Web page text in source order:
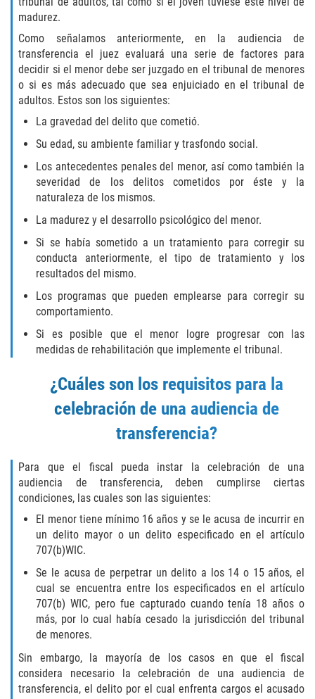
Posesión de Sustancias Controladas
Posesión De Una Sustancia
Controlada Para La Venta
Proposición 36
Transporte De Sustancias
Controladas Para La Venta
Delitos de Conducción
Conducir con una licencia suspendida
Homicidio Vehicular
Robo de Auto
Delitos Contra La Propiedad
de Servicios Publicos
Incendio Provocado
Invasión Agravada de Propiedad
Invasión de Propiedad Ajena
Vandalismo
Delitos de Cuello Blanco
Públicos
Falsificación
madurez.
Como señalamos anteriormente, en la audiencia de
transferencia el juez evaluará una serie de factores para
decidir si el menor debe ser juzgado en el tribunal de menores
o si es más adecuado que sea enjuiciado en el tribunal de
adultos. Estos son los siguientes:
La gravedad del delito que cometió.
Su edad, su ambiente familiar y trasfondo social.
Los antecedentes penales del menor, así como también la
severidad de los delitos cometidos por éste y la
naturaleza de los mismos.
La madurez y el desarrollo psicológico del menor.
Si se había sometido a un tratamiento para corregir su
conducta anteriormente, el tipo de tratamiento y los
resultados del mismo.
Los programas que pueden emplearse para corregir su
comportamiento.
Si es posible que el menor logre progresar con las
medidas de rehabilitación que implemente el tribunal.
¿Cuáles son los requisitos para la
celebración de una audiencia de
transferencia?
Para que el fiscal pueda instar la celebración de una
audiencia de transferencia, deben cumplirse ciertas
condiciones, las cuales son las siguientes:
El menor tiene mínimo 16 años y se le acusa de incurrir en
un delito mayor o un delito especificado en el artículo
707(b)WIC.
Se le acusa de perpetrar un delito a los 14 o 15 años, el
cual se encuentra entre los especificados en el artículo
707(b) WIC, pero fue capturado cuando tenía 18 años o
más, por lo cual había cesado la jurisdicción del tribunal
de menores.
Sin embargo, la mayoría de los casos en que el fiscal
considera necesario la celebración de una audiencia de
transferencia, el delito por el cual enfrenta cargos el acusado